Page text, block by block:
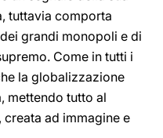
tuttavia comporta
grandi monopoli e di
Come in tutti i
la globalizzazione
mettendo tutto al
ad immagine e